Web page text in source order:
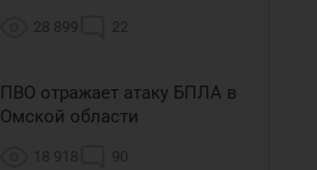
28 899 22
ПВО отражает атаку БПЛА в
Омской области
18 918 90